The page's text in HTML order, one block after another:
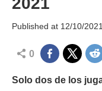
Published at 12/10/
0
Solo dos de los